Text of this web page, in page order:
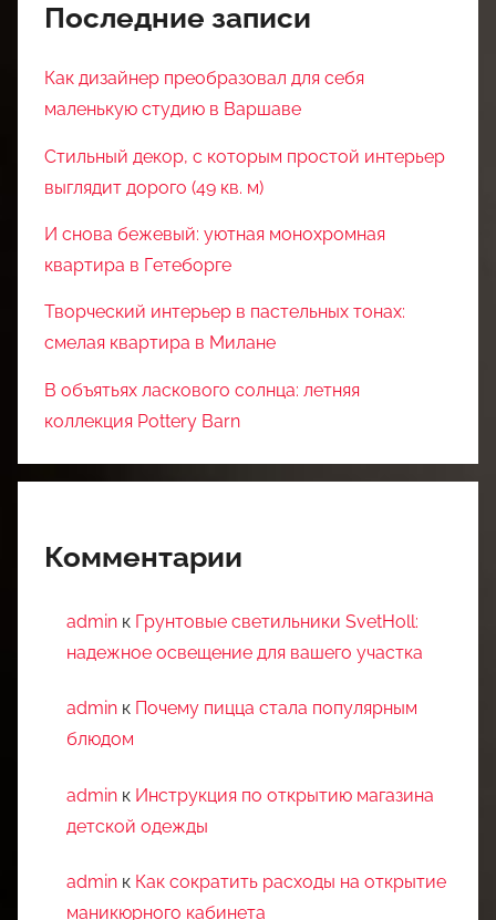
Последние записи
Как дизайнер преобразовал для себя
маленькую студию в Варшаве
Стильный декор, с которым простой интерьер
выглядит дорого (49 кв. м)
И снова бежевый: уютная монохромная
квартира в Гетеборге
Творческий интерьер в пастельных тонах:
смелая квартира в Милане
В объятьях ласкового солнца: летняя
коллекция Pottery Barn
Комментарии
admin к Грунтовые светильники SvetHoll:
надежное освещение для вашего участка
admin к Почему пицца стала популярным
блюдом
admin к Инструкция по открытию магазина
детской одежды
admin к Как сократить расходы на открытие
маникюрного кабинета